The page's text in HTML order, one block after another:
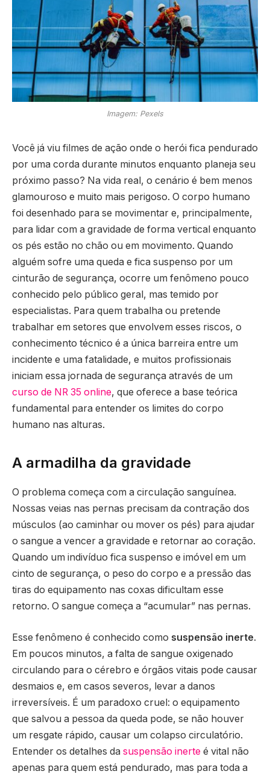
Imagem: Pexels
Você já viu filmes de ação onde o herói fica pendurado
por uma corda durante minutos enquanto planeja seu
próximo passo? Na vida real, o cenário é bem menos
glamouroso e muito mais perigoso. O corpo humano
foi desenhado para se movimentar e, principalmente,
para lidar com a gravidade de forma vertical enquanto
os pés estão no chão ou em movimento. Quando
alguém sofre uma queda e fica suspenso por um
cinturão de segurança, ocorre um fenômeno pouco
conhecido pelo público geral, mas temido por
especialistas. Para quem trabalha ou pretende
trabalhar em setores que envolvem esses riscos, o
conhecimento técnico é a única barreira entre um
incidente e uma fatalidade, e muitos profissionais
iniciam essa jornada de segurança através de um
curso de NR 35 online, que oferece a base teórica
fundamental para entender os limites do corpo
humano nas alturas.
A armadilha da gravidade
O problema começa com a circulação sanguínea.
Nossas veias nas pernas precisam da contração dos
músculos (ao caminhar ou mover os pés) para ajudar
o sangue a vencer a gravidade e retornar ao coração.
Quando um indivíduo fica suspenso e imóvel em um
cinto de segurança, o peso do corpo e a pressão das
tiras do equipamento nas coxas dificultam esse
retorno. O sangue começa a “acumular” nas pernas.
Esse fenômeno é conhecido como suspensão inerte.
Em poucos minutos, a falta de sangue oxigenado
circulando para o cérebro e órgãos vitais pode causar
desmaios e, em casos severos, levar a danos
irreversíveis. É um paradoxo cruel: o equipamento
que salvou a pessoa da queda pode, se não houver
um resgate rápido, causar um colapso circulatório.
Entender os detalhes da suspensão inerte é vital não
apenas para quem está pendurado, mas para toda a